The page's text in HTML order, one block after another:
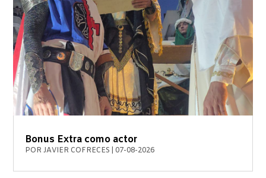
Bonus Extra como actor
PORJAVIER COFRECES 07-08-2026